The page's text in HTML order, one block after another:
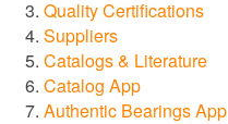
Quality Certifications
Suppliers
Catalogs & Literature
Catalog App
Authentic Bearings App